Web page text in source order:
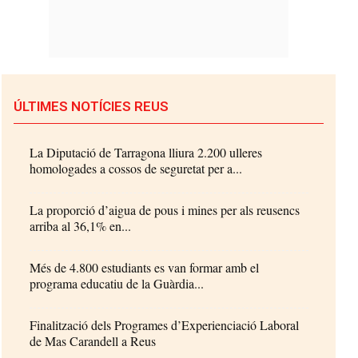
ÚLTIMES NOTÍCIES REUS
La Diputació de Tarragona lliura 2.200 ulleres
homologades a cossos de seguretat per a...
La proporció d’aigua de pous i mines per als reusencs
arriba al 36,1% en...
Més de 4.800 estudiants es van formar amb el
programa educatiu de la Guàrdia...
Finalització dels Programes d’Experienciació Laboral
de Mas Carandell a Reus